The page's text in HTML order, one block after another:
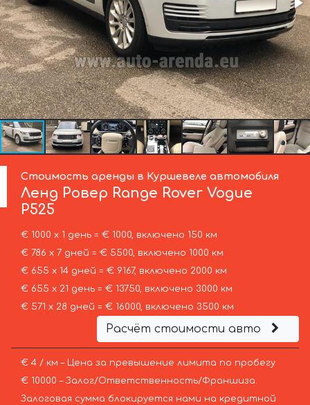
Стоимость аренды в Куршевеле автомобиля
Ленд Ровер Range Rover Vogue
P525
€ 1000 х 1 день = € 1000, включено 150 км
€ 786 х 7 дней = € 5500, включено 1000 км
€ 655 х 14 дней = € 9167, включено 2000 км
€ 655 х 21 день = € 13750, включено 3000 км
€ 571 х 28 дней = € 16000, включено 3500 км
Расчёт стоимости авто
€ 4 / км – Цена за превышение лимита по пробегу
€ 10000 – Залог/Ответственность/Франшиза.
Залоговая сумма блокируется нами на кредитной